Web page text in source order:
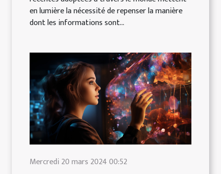
en lumière la nécessité de repenser la manière
dont les informations sont...
Mercredi 20 mars 2024 00:52